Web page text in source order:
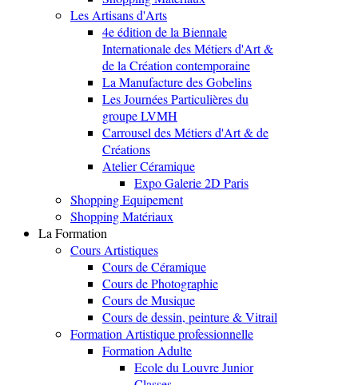
Les Artisans d'Arts
4e édition de la Biennale
Internationale des Métiers d'Art &
de la Création contemporaine
La Manufacture des Gobelins
Les Journées Particulières du
groupe LVMH
Carrousel des Métiers d'Art & de
Créations
Atelier Céramique
Expo Galerie 2D Paris
Shopping Equipement
Shopping Matériaux
La Formation
Cours Artistiques
Cours de Céramique
Cours de Photographie
Cours de Musique
Cours de dessin, peinture & Vitrail
Formation Artistique professionnelle
Formation Adulte
Ecole du Louvre Junior